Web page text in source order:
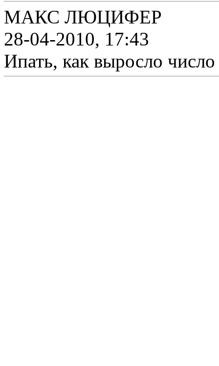
МАКС ЛЮЦИФЕР
28-04-2010, 17:43
Ипать, как выросло число